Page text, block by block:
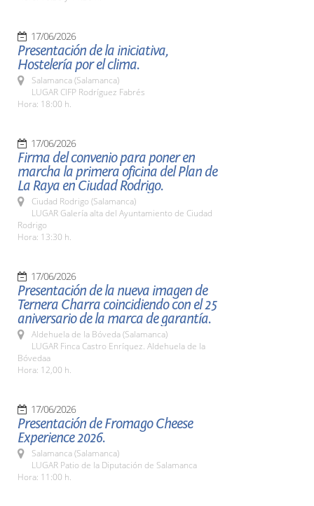
17/06/2026
Presentación de la iniciativa,
Hostelería por el clima.
Salamanca (Salamanca)
LUGAR CIFP Rodríguez Fabrés
Hora: 18:00 h.
17/06/2026
Firma del convenio para poner en
marcha la primera oficina del Plan de
La Raya en Ciudad Rodrigo.
Ciudad Rodrigo (Salamanca)
LUGAR Galería alta del Ayuntamiento de Ciudad
Rodrigo
Hora: 13:30 h.
17/06/2026
Presentación de la nueva imagen de
Ternera Charra coincidiendo con el 25
aniversario de la marca de garantía.
Aldehuela de la Bóveda (Salamanca)
LUGAR Finca Castro Enríquez. Aldehuela de la
Bóvedaa
Hora: 12,00 h.
17/06/2026
Presentación de Fromago Cheese
Experience 2026.
Salamanca (Salamanca)
LUGAR Patio de la Diputación de Salamanca
Hora: 11:00 h.